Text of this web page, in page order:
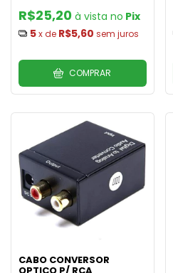
R$25,20
Pix
5x de R$5,60 sem juros
COMPRAR
CABO CONVERSOR
OPTICO P/ RCA